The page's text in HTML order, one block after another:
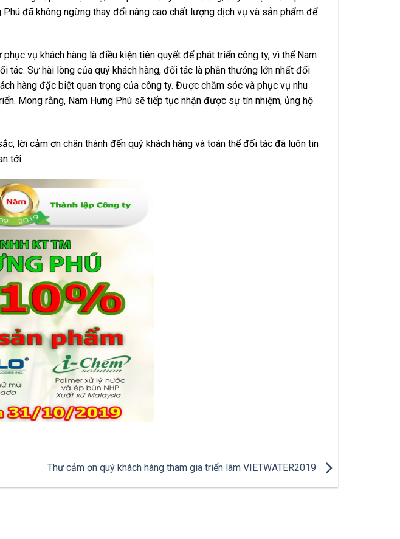
đã không ngừng thay đổi nâng cao chất lượng dịch vụ và sản phẩm để
vụ khách hàng là điều kiện tiên quyết để phát triển công ty, vì thế Nam
tác. Sự hài lòng của quý khách hàng, đối tác là phần thưởng lớn nhất đối
hàng đặc biệt quan trọng của công ty. Được chăm sóc và phục vụ nhu
Mong rằng, Nam Hưng Phú sẽ tiếp tục nhận được sự tín nhiệm, ủng hộ
lời cảm ơn chân thành đến quý khách hàng và toàn thể đối tác đã luôn tin
tới.
Thư cảm ơn quý khách hàng tham gia triển lãm VIETWATER2019